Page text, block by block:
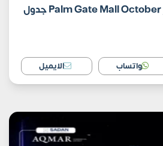
مول بالم جيت أكتوبر Palm Gate Mall October جدول
واتساب الايميل